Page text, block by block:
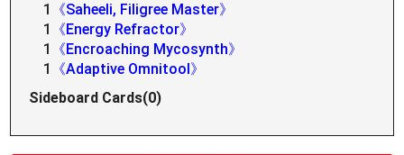
1
《Saheeli, Filigree Master》
1
《Energy Refractor》
1
《Encroaching Mycosynth》
1
《Adaptive Omnitool》
Sideboard Cards(0)